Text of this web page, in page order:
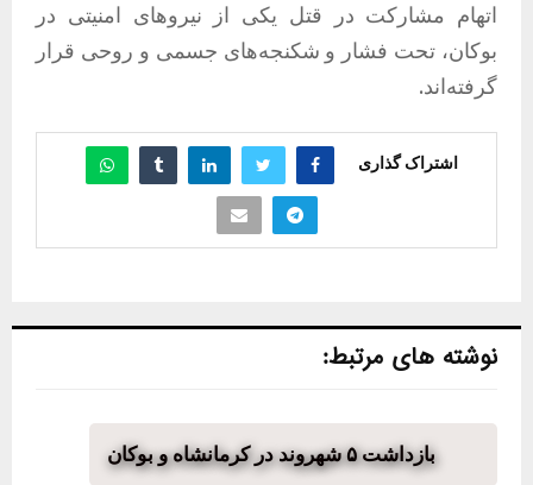
اتهام مشارکت در قتل یکی از نیروهای امنیتی در
بوکان، تحت فشار و شکنجه‌های جسمی و روحی قرار
گرفته‌اند.
اشتراک گذاری
نوشته های مرتبط:
بازداشت ۵ شهروند در کرمانشاه و بوکان